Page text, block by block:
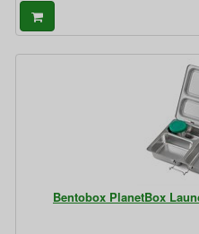
Bentobox PlanetBox